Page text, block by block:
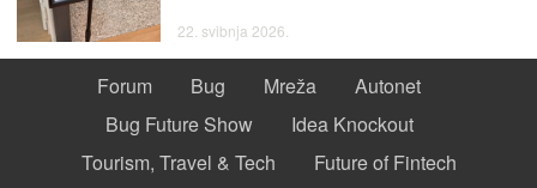
22. svibnja 2026.
Forum Bug Mreža
Autonet
Bug Future Show
Idea Knockout
Tourism, Travel & Tech
Future of Fintech